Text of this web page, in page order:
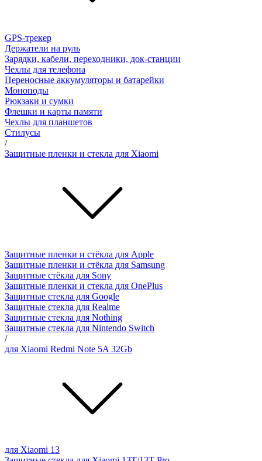
GPS-трекер
Держатели на руль
Зарядки, кабели, переходники, док-станции
Чехлы для телефона
Переносные аккумуляторы и батарейки
Моноподы
Рюкзаки и сумки
Флешки и карты памяти
Чехлы для планшетов
Стилусы
/
Защитные пленки и стекла для Xiaomi
Защитные пленки и стёкла для Apple
Защитные пленки и стёкла для Samsung
Защитные стёкла для Sony
Защитные пленки и стекла для OnePlus
Защитные стекла для Google
Защитные стекла для Realme
Защитные стекла для Nothing
Защитные стекла для Nintendo Switch
/
для Xiaomi Redmi Note 5A 32Gb
для Xiaomi 13